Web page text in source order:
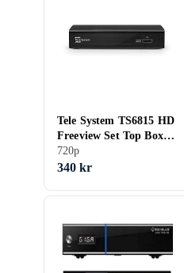
Tele System TS6815 HD
Freeview Set Top Box
DVB T2 TV Mottagare
720p
340 kr